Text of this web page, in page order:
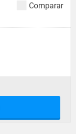
Comparar